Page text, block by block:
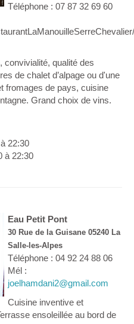
Téléphone : 07 87 32 69 60
convivialité, qualité des
de chalet d’alpage ou d'une
fromages de pays, cuisine
Grand choix de vins.
22:30
à 22:30
Eau Petit Pont
30 Rue de la Guisane 05240 La
Salle-les-Alpes
Téléphone : 04 92 24 88 06
Mél :
joelhamdani2@gmail.com
Cuisine inventive et
ensoleillée au bord de